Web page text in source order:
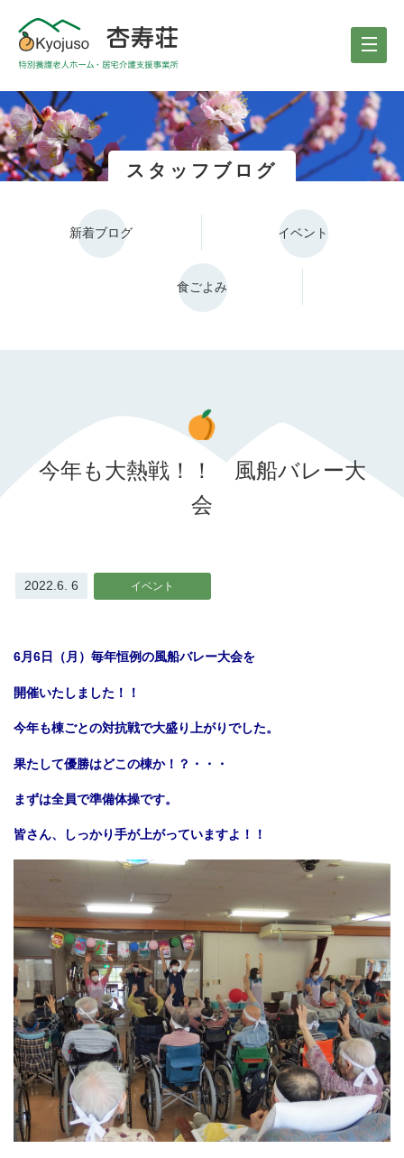
スタッフブログ
新着ブログ イベント
食ごよみ
今年も大熱戦！！ 風船バレー大
会
2022.6. 6 イベント
6月6日（月）毎年恒例の風船バレー大会を
開催いたしました！！
今年も棟ごとの対抗戦で大盛り上がりでした。
果たして優勝はどこの棟か！？・・・
まずは全員で準備体操です。
皆さん、しっかり手が上がっていますよ！！